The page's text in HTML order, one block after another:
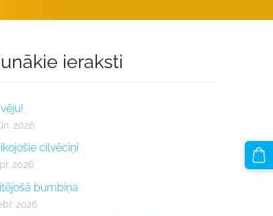
ieraksti
2026
cilvēciņi
2026
bumbiņa
2026